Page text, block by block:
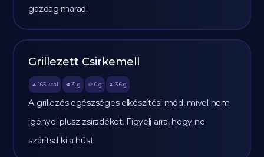
gazdag marad.
Grillezett Csirkemell
🔥 165 kcal 🥩 31 g 🥔 0g 🫒 3.6 g
A grillezés egészséges elkészítési mód, mivel nem
igényel plusz zsiradékot. Figyelj arra, hogy ne
szárítsd ki a húst.